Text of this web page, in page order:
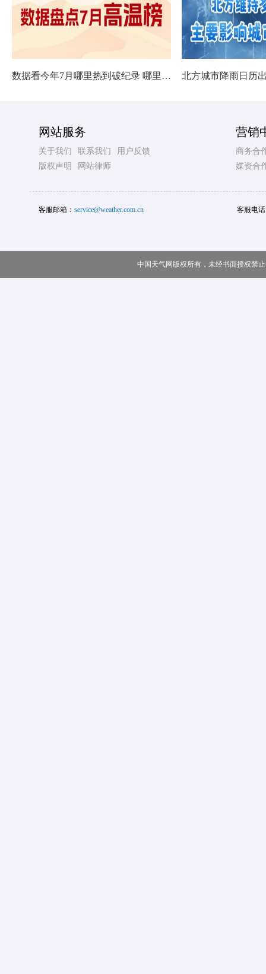
数据看今年7月哪里热到破纪录 哪里暑热连轴转
网站服务
关于我们 联系我们
用户反馈
版权声明
网站律师
营销
商务合
媒资合
客服邮箱： service@weather.com.cn 客服电
中国天气网版权所有，未经书面授权